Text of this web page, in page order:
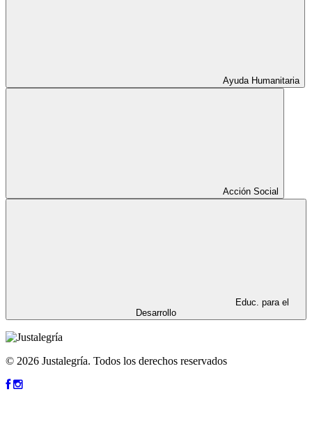
Ayuda Humanitaria
Acción Social
Desarrollo
© 2026 Justalegría. Todos los derechos reservados